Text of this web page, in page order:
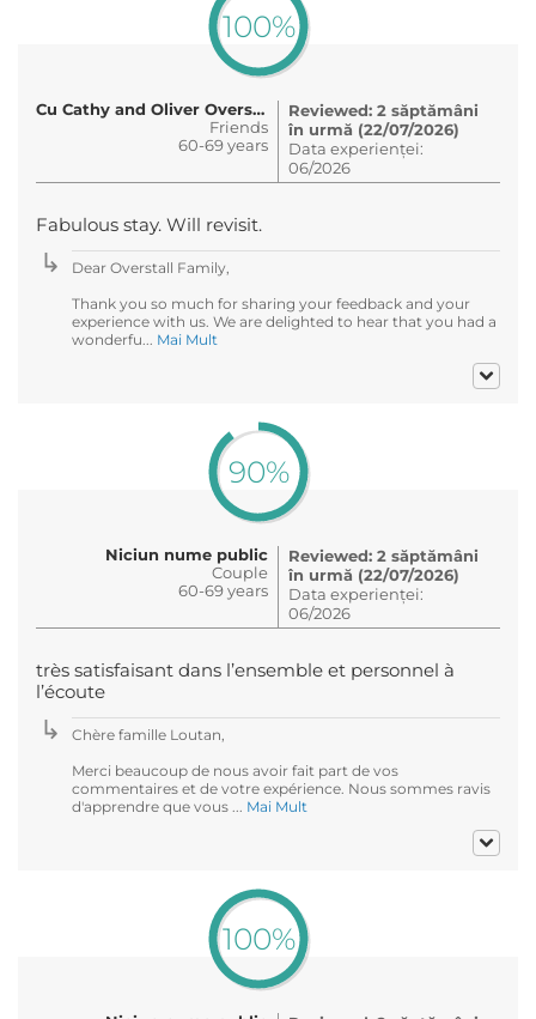
100%
Cu Cathy and Oliver Overstall
Friends
60-69 years
Reviewed: 2 săptămâni
în urmă (22/07/2026)
Data experienței:
06/2026
Fabulous stay. Will revisit.
Dear Overstall Family,
Thank you so much for sharing your feedback and your
experience with us. We are delighted to hear that you had a
wonderfu... Mai Mult
90%
Niciun nume public
Couple
60-69 years
Reviewed: 2 săptămâni
în urmă (22/07/2026)
Data experienței:
06/2026
très satisfaisant dans l’ensemble et personnel à
l’écoute
Chère famille Loutan,
Merci beaucoup de nous avoir fait part de vos
commentaires et de votre expérience. Nous sommes ravis
d'apprendre que vous ... Mai Mult
100%